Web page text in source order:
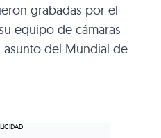
grabadas por el
equipo de cámaras
del Mundial de